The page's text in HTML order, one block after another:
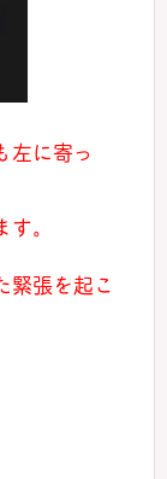
左に寄っ
。
緊張を起こ